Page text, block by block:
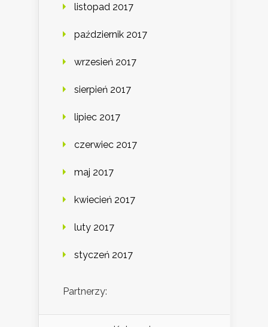
listopad 2017
październik 2017
wrzesień 2017
sierpień 2017
lipiec 2017
czerwiec 2017
maj 2017
kwiecień 2017
luty 2017
styczeń 2017
Partnerzy: